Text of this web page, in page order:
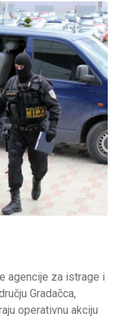
agencije za istrage i
Gradačca,
operativnu akciju